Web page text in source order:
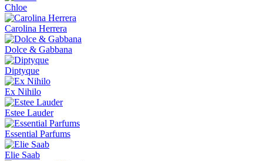
Chloe
Carolina Herrera
Dolce & Gabbana
Diptyque
Ex Nihilo
Estee Lauder
Essential Parfums
Elie Saab